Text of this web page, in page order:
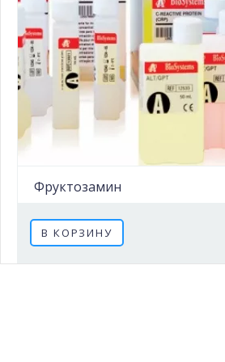
Фруктозамин
В КОРЗИНУ